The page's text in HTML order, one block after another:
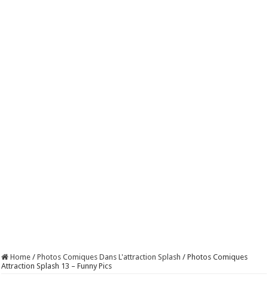
Home / Photos Comiques Dans L'attraction Splash / Photos Comiques
Attraction Splash 13 – Funny Pics